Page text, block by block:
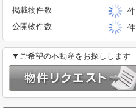
掲載物件数
件
公開物件数
件
▼ご希望の不動産をお探しします